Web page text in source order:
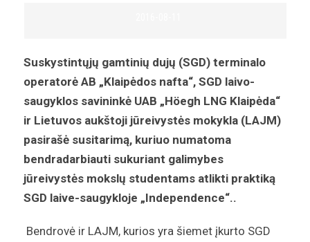
Suskystintųjų gamtinių dujų (SGD) terminalo
operatorė AB „Klaipėdos nafta“, SGD laivo-
saugyklos savininkė UAB „Höegh LNG Klaipėda“
ir Lietuvos aukštoji jūreivystės mokykla (LAJM)
pasirašė susitarimą, kuriuo numatoma
bendradarbiauti sukuriant galimybes
jūreivystės mokslų studentams atlikti praktiką
SGD laive-saugykloje „Independence“..
Bendrovė ir LAJM, kurios yra šiemet įkurto SGD